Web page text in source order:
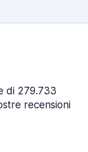
di 279.733
recensioni